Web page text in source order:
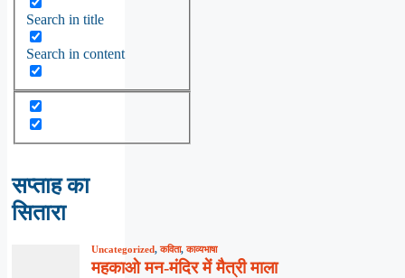
Search in title
Search in content
सप्ताह का
सितारा
Uncategorized,कविता,काव्यभाषा
महकाओ मन-मंदिर में मैत्री माला